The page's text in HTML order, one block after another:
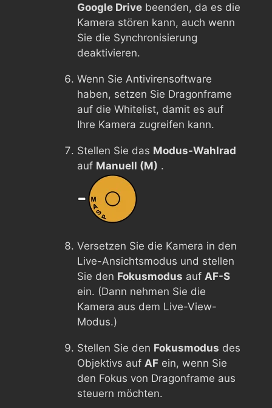
Google Drive beenden, da es die
Kamera stören kann, auch wenn
Sie die Synchronisierung
deaktivieren.
Wenn Sie Antivirensoftware
haben, setzen Sie Dragonframe
auf die Whitelist, damit es auf
Ihre Kamera zugreifen kann.
Stellen Sie das Modus-Wahlrad
auf Manuell (M) .
Versetzen Sie die Kamera in den
Live-Ansichtsmodus und stellen
Sie den Fokusmodus auf AF-S
ein. (Dann nehmen Sie die
Kamera aus dem Live-View-
Modus.)
Stellen Sie den Fokusmodus des
Objektivs auf AF ein, wenn Sie
den Fokus von Dragonframe aus
steuern möchten.